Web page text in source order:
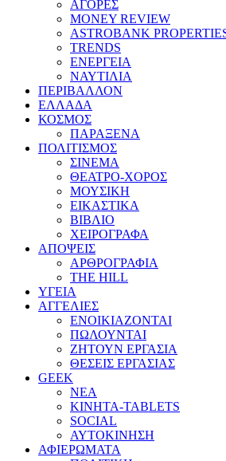
ΑΓΟΡΕΣ
MONEY REVIEW
ASTROBANK
TRENDS
ΕΝΕΡΓΕΙΑ
ΝΑΥΤΙΛΙΑ
ΠΕΡΙΒΑΛΛΟΝ
ΕΛΛΑΔΑ
ΚΟΣΜΟΣ
ΠΑΡΑΞΕΝΑ
ΠΟΛΙΤΙΣΜΟΣ
ΣΙΝΕΜΑ
ΘΕΑΤΡΟ-ΧΟΡΟΣ
ΜΟΥΣΙΚΗ
ΕΙΚΑΣΤΙΚΑ
ΒΙΒΛΙΟ
ΧΕΙΡΟΓΡΑΦΑ
ΑΠΟΨΕΙΣ
ΑΡΘΡΟΓΡΑΦΙΑ
THE HILL
ΥΓΕΙΑ
ΑΓΓΕΛΙΕΣ
ΕΝΟΙΚΙΑΖΟΝΤΑΙ
ΠΩΛΟΥΝΤΑΙ
ΖΗΤΟΥΝ ΕΡΓΑΣΙΑ
ΘΕΣΕΙΣ ΕΡΓΑΣΙΑΣ
GEEK
ΝΕΑ
ΚΙΝΗΤΑ-TABLETS
SOCIAL
ΑΥΤΟΚΙΝΗΣΗ
ΑΦΙΕΡΩΜΑΤΑ